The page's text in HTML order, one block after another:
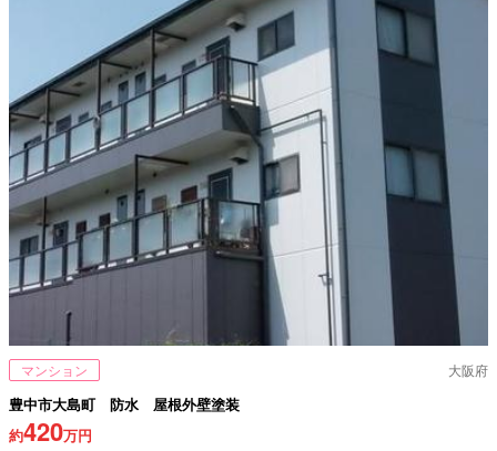
マンション 大阪府
豊中市大島町 防水 屋根外壁塗装
約420万円